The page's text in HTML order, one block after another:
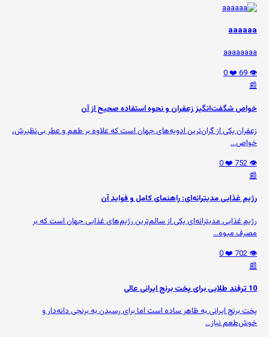
aaaaaa
aaaaaaaa
👁️ 69
❤️ 0
📰
خواص شگفت‌انگیز زعفران و نحوه استفاده صحیح از آن
زعفران یکی از گران‌ترین ادویه‌های جهان است که علاوه بر طعم و عطر بی‌نظیرش،
خواص...
👁️ 752
❤️ 0
📰
رژیم غذایی مدیترانه‌ای: راهنمای کامل و فواید آن
رژیم غذایی مدیترانه‌ای یکی از سالم‌ترین رژیم‌های غذایی جهان است که بر
مصرف میوه‌...
👁️ 702
❤️ 0
📰
10 ترفند طلایی برای پخت برنج ایرانی عالی
پخت برنج ایرانی به ظاهر ساده است اما برای رسیدن به برنجی دانه‌دار و
خوش‌طعم نیاز...